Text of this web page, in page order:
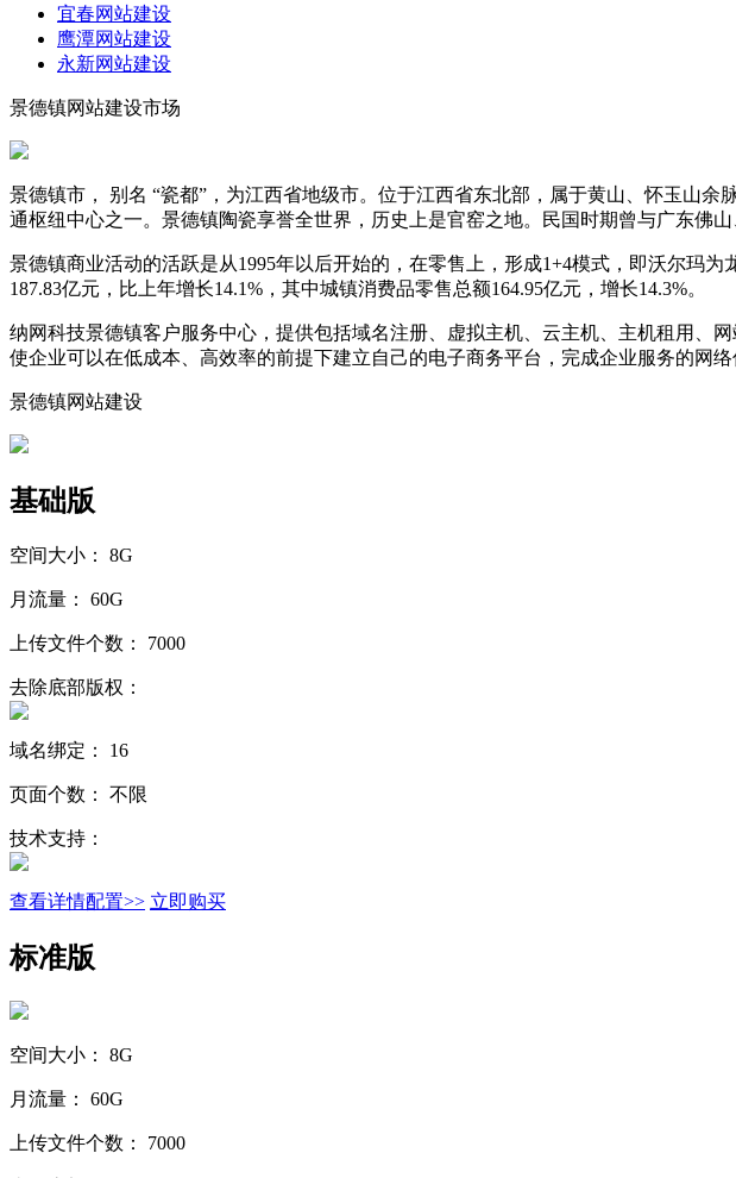
宜春网站建设
鹰潭网站建设
永新网站建设
景德镇网站建设市场
景德镇市， 别名 “瓷都”，为江西省地级市。位于江西省东北部，属于黄山、怀玉山
通枢纽中心之一。景德镇陶瓷享誉全世界，历史上是官窑之地。民国时期曾与广东佛
景德镇商业活动的活跃是从1995年以后开始的，在零售上，形成1+4模式，即沃尔玛
187.83亿元，比上年增长14.1%，其中城镇消费品零售总额164.95亿元，增长14.3%。
纳网科技景德镇客户服务中心，提供包括域名注册、虚拟主机、云主机、主机租用、
使企业可以在低成本、高效率的前提下建立自己的电子商务平台，完成企业服务的网络
景德镇网站建设
基础版
空间大小： 8G
月流量： 60G
上传文件个数： 7000
去除底部版权：
域名绑定： 16
页面个数： 不限
技术支持：
查看详情配置>> 立即购买
标准版
空间大小： 8G
月流量： 60G
上传文件个数： 7000